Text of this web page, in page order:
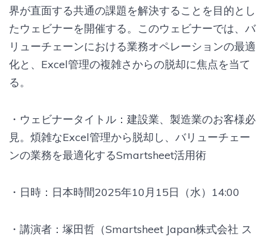
界が直面する共通の課題を解決することを目的とし
たウェビナーを開催する。このウェビナーでは、バ
リューチェーンにおける業務オペレーションの最適
化と、Excel管理の複雑さからの脱却に焦点を当て
る。
・ウェビナータイトル：建設業、製造業のお客様必
見。煩雑なExcel管理から脱却し、バリューチェー
ンの業務を最適化するSmartsheet活用術
・日時：日本時間2025年10月15日（水）14:00
・講演者：塚田哲（Smartsheet Japan株式会社 ス